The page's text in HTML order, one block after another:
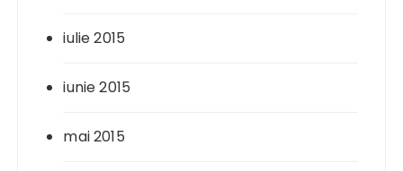
iulie 2015
iunie 2015
mai 2015